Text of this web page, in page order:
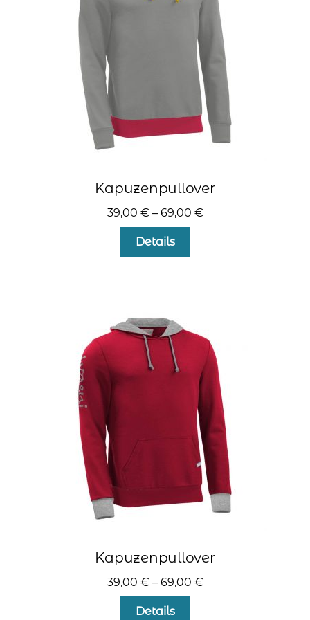
auf
der
Produktseite
gewählt
werden
Kapuzenpullover
39,00 € – 69,00 €
Details
Die
Optionen
können
auf
der
Produktseite
gewählt
werden
Kapuzenpullover
39,00 € – 69,00 €
Details